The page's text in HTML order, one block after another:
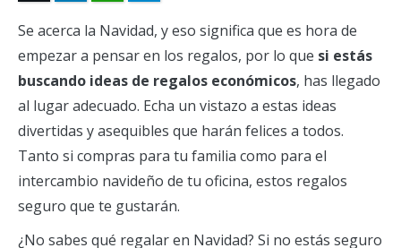
Se acerca la Navidad, y eso significa que es hora de
empezar a pensar en los regalos, por lo que si estás
buscando ideas de regalos económicos, has llegado
al lugar adecuado. Echa un vistazo a estas ideas
divertidas y asequibles que harán felices a todos.
Tanto si compras para tu familia como para el
intercambio navideño de tu oficina, estos regalos
seguro que te gustarán.
¿No sabes qué regalar en Navidad? Si no estás seguro